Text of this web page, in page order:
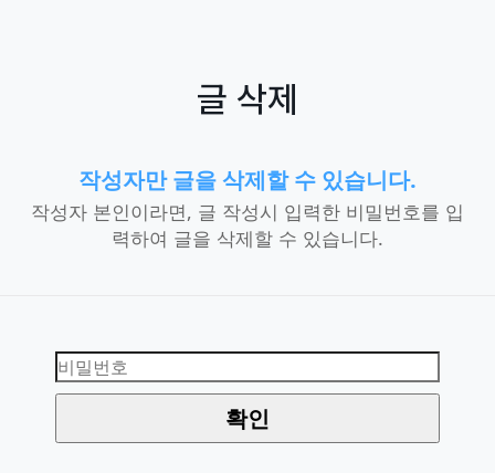
글 삭제
작성자만 글을 삭제할 수 있습니다.
작성자 본인이라면, 글 작성시 입력한 비밀번호를 입
력하여 글을 삭제할 수 있습니다.